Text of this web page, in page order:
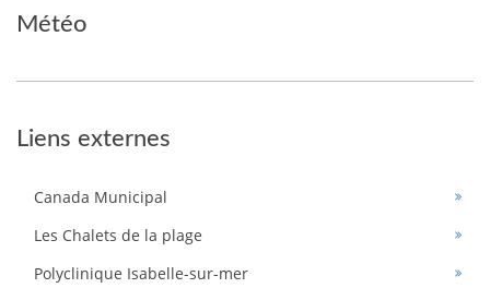
Météo
Liens externes
Canada Municipal
Les Chalets de la plage
Polyclinique Isabelle-sur-mer